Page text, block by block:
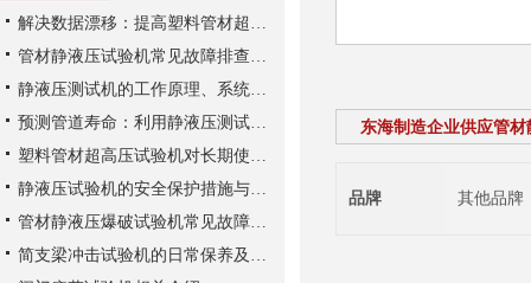
东海制造企业供应管
品牌 其他品牌
解决数据漂移：提高塑料管材超高压试验机压力传感器稳定性的三大措施
管材静液压试验机常见故障排查及液压系统维护实务
静液压测试机的工作原理、系统构成与技术参数详解
预测管道寿命：利用静液压测试机进行长期静液压强度试验
塑料管材超高压试验机对长期使用性能的预测能力分析
静液压试验机的安全保护措施与操作注意事项
管材静液压爆破试验机常见故障的检查方法
简支梁冲击试验机的日常保养及维护